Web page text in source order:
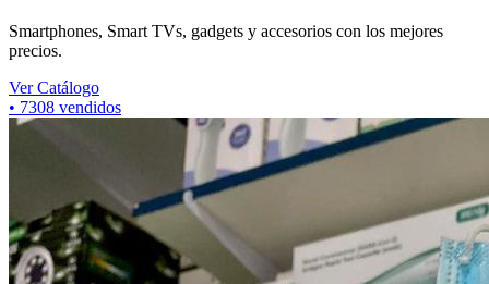
Smartphones, Smart TVs, gadgets y accesorios con los mejores
precios.
Ver Catálogo
• 7308 vendidos